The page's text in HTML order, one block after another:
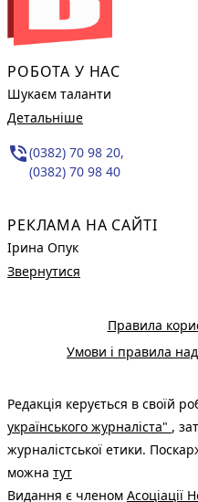
РОБОТА У НАС
Шукаєм таланти
Детальніше
phone_in_talk(0382) 70 98 20,
(0382) 70 98 40
РЕКЛАМА НА САЙТІ
Ірина Опук
Звернутися
Правила
Умови і правила
Редакція керується в своїй
українського журналіста" ,
журналістської етики.
можна тут
Видання є членом Асоціації